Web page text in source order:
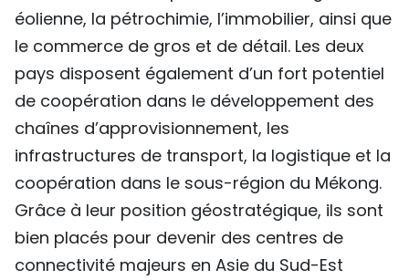
éolienne, la pétrochimie, l’immobilier, ainsi que
le commerce de gros et de détail. Les deux
pays disposent également d’un fort potentiel
de coopération dans le développement des
chaînes d’approvisionnement, les
infrastructures de transport, la logistique et la
coopération dans le sous-région du Mékong.
Grâce à leur position géostratégique, ils sont
bien placés pour devenir des centres de
connectivité majeurs en Asie du Sud-Est